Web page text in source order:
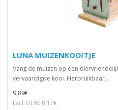
LUNA MUIZENKOOITJE
Vang de muizen op een
vervaardigde kooi. Herbruikbaar...
9,89€
Excl. BTW: 8,17€